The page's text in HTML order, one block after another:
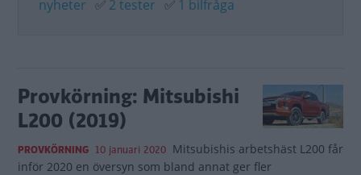
nyheter ✅ 2 tester ✅ 1 bilfråga
Provkörning: Mitsubishi
L200 (2019)
PROVKÖRNING 10 januari 2020 Mitsubishis arbetshäst L200 får
inför 2020 en översyn som bland annat ger fler